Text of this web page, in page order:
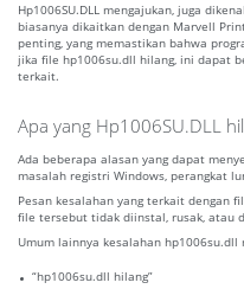
Hp1006SU.DLL mengajukan, juga
biasanya dikaitkan dengan Marvell
penting, yang memastikan bahwa
jika file hp1006su.dll hilang, ini dapat
terkait.
Apa yang Hp1006SU.DLL
Ada beberapa alasan yang dapat
masalah registri Windows, perangkat
Pesan kesalahan yang terkait dengan
file tersebut tidak diinstal, rusak, atau
Umum lainnya kesalahan hp1006su.dll
“hp1006su.dll hilang”